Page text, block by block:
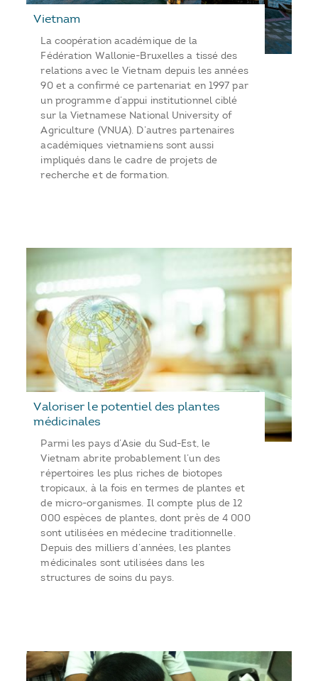
Vietnam
La coopération académique de la
Fédération Wallonie-Bruxelles a tissé des
relations avec le Vietnam depuis les années
90 et a confirmé ce partenariat en 1997 par
un programme d’appui institutionnel ciblé
sur la Vietnamese National University of
Agriculture (VNUA). D’autres partenaires
académiques vietnamiens sont aussi
impliqués dans le cadre de projets de
recherche et de formation.
Valoriser le potentiel des plantes
médicinales
Parmi les pays d’Asie du Sud-Est, le
Vietnam abrite probablement l’un des
répertoires les plus riches de biotopes
tropicaux, à la fois en termes de plantes et
de micro-organismes. Il compte plus de 12
000 espèces de plantes, dont près de 4 000
sont utilisées en médecine traditionnelle.
Depuis des milliers d’années, les plantes
médicinales sont utilisées dans les
structures de soins du pays.